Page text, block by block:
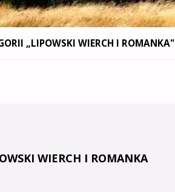
„LIPOWSKI WIERCH I ROMANKA"
WIERCH I ROMANKA